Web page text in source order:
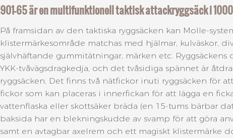
901-65 är en multifunktionell taktisk attackryggsäck i
På framsidan av den taktiska ryggsäcken kan Molle-
klistermärkesområde matchas med hjälmar, kulväskor,
självhäftande gummitätningar, märken etc. Ryggsäckens
YKK-tvåvägsdragkedja, och det tvåsidiga spännet är
ryggsäcken. Det finns två nätfickor inuti ryggsäcken för
fickor som kan placeras i innerfickan för att lägga en
vattenflaska eller skottsäker bräda (en 15-tums bärbar
baksida har en blekningskudde av svamp för att göra
samt en avtagbar axelrem och ett magiskt klistermärke